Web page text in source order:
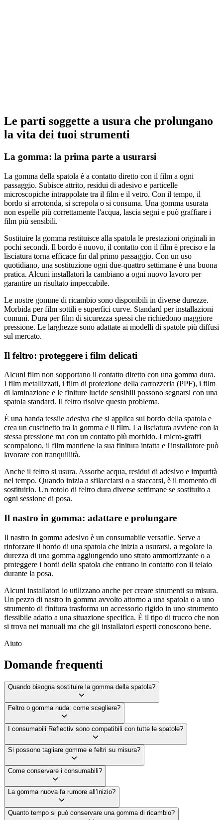
Le parti soggette a usura che prolungano
la vita dei tuoi strumenti
La gomma: la prima parte a usurarsi
La gomma della spatola è a contatto diretto con il film a ogni
passaggio. Subisce attrito, residui di adesivo e particelle
microscopiche intrappolate tra il film e il vetro. Con il tempo, il
bordo si arrotonda, si screpola o si consuma. Una gomma usurata
non espelle più correttamente l'acqua, lascia segni e può graffiare i
film più sensibili.
Sostituire la gomma restituisce alla spatola le prestazioni originali in
pochi secondi. Il bordo è nuovo, il contatto con il film è preciso e la
lisciatura torna efficace fin dal primo passaggio. Con un uso
quotidiano, una sostituzione ogni due-quattro settimane è una buona
pratica. Alcuni installatori la cambiano a ogni nuovo lavoro per
garantire un risultato impeccabile.
Le nostre gomme di ricambio sono disponibili in diverse durezze.
Morbida per film sottili e superfici curve. Standard per installazioni
comuni. Dura per film di sicurezza spessi che richiedono maggiore
pressione. Le larghezze sono adattate ai modelli di spatole più diffusi
sul mercato.
Il feltro: proteggere i film delicati
Alcuni film non sopportano il contatto diretto con una gomma dura.
I film metallizzati, i film di protezione della carrozzeria (PPF), i film
di laminazione e le finiture lucide sensibili possono segnarsi con una
spatola standard. Il feltro risolve questo problema.
È una banda tessile adesiva che si applica sul bordo della spatola e
crea un cuscinetto tra la gomma e il film. La lisciatura avviene con la
stessa pressione ma con un contatto più morbido. I micro-graffi
scompaiono, il film mantiene la sua finitura intatta e l'installatore può
lavorare con tranquillità.
Anche il feltro si usura. Assorbe acqua, residui di adesivo e impurità
nel tempo. Quando inizia a sfilacciarsi o a staccarsi, è il momento di
sostituirlo. Un rotolo di feltro dura diverse settimane se sostituito a
ogni sessione di posa.
Il nastro in gomma: adattare e prolungare
Il nastro in gomma adesivo è un consumabile versatile. Serve a
rinforzare il bordo di una spatola che inizia a usurarsi, a regolare la
durezza di una gomma aggiungendo uno strato ammortizzante o a
proteggere i bordi della spatola che entrano in contatto con il telaio
durante la posa.
Alcuni installatori lo utilizzano anche per creare strumenti su misura.
Un pezzo di nastro in gomma avvolto attorno a una spatola o a uno
strumento di finitura trasforma un accessorio rigido in uno strumento
flessibile adatto a una situazione specifica. È il tipo di trucco che non
si trova nei manuali ma che gli installatori esperti conoscono bene.
Aiuto
Domande frequenti
Quando bisogna sostituire la gomma della spatola?
Feltro o gomma nuda: come scegliere?
I consumabili Reflectiv sono compatibili con tutte le spatole?
Si possono tagliare gomme e feltri su misura?
Come conservare i consumabili?
La gomma nuova fa rumore all’inizio?
Quanto tempo si può conservare una gomma di ricambio?